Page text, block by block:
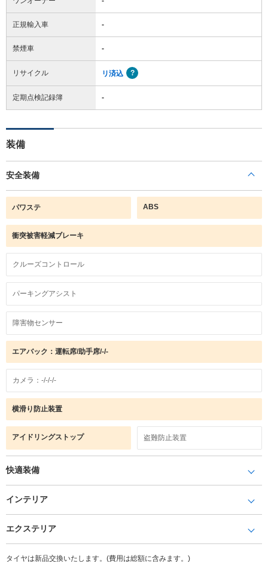
正規輸入車 -
禁煙車 -
リサイクル リ済込
定期点検記録簿 -
装備
安全装備
パワステ ABS
衝突被害軽減ブレーキ
クルーズコントロール
パーキングアシスト
障害物センサー
エアバック：運転席/助手席/-/-
カメラ：-/-/-/-
横滑り防止装置
アイドリングストップ 盗難防止装置
快適装備
インテリア
エクステリア
タイヤは新品交換いたします。(費用は総額に含みます。)